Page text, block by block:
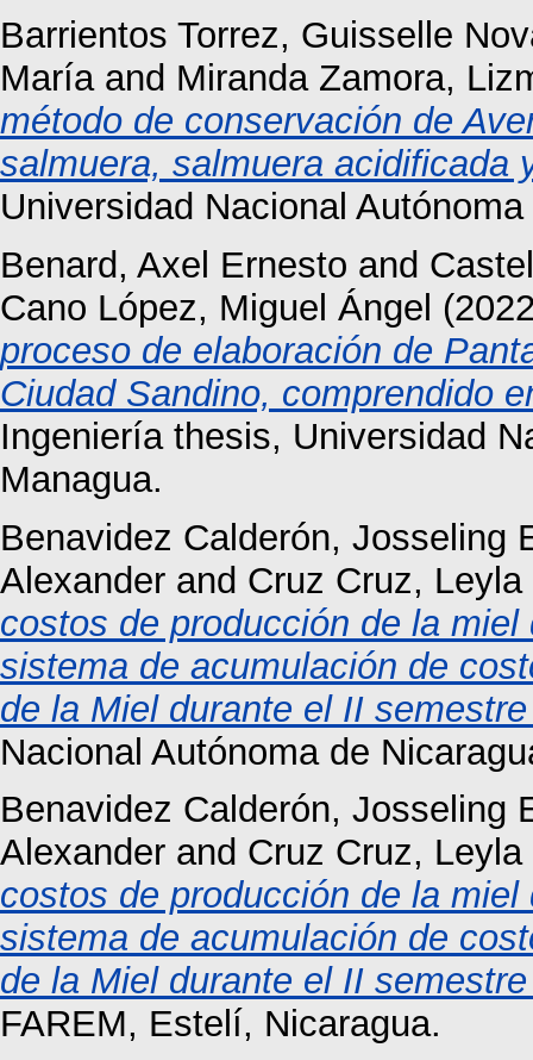
Barrientos Torrez, Guisselle
Maríaand Miranda Zamora,
método de conservación de
salmuera, salmuera acidificada
Universidad Nacional
Benard, Axel Ernesto and
Cano López, Miguel Ángel
proceso de elaboración de
Ciudad Sandino, comprendido
Ingeniería thesis, Universidad
Managua.
Benavidez Calderón, Josseling
Alexander and Cruz Cruz,
costos de producción de la
sistema de acumulación de
de la Miel durante el II
Nacional Autónoma de
Benavidez Calderón, Josseling
Alexander and Cruz Cruz,
costos de producción de la
sistema de acumulación de
de la Miel durante el II
FAREM, Estelí, Nicaragua.